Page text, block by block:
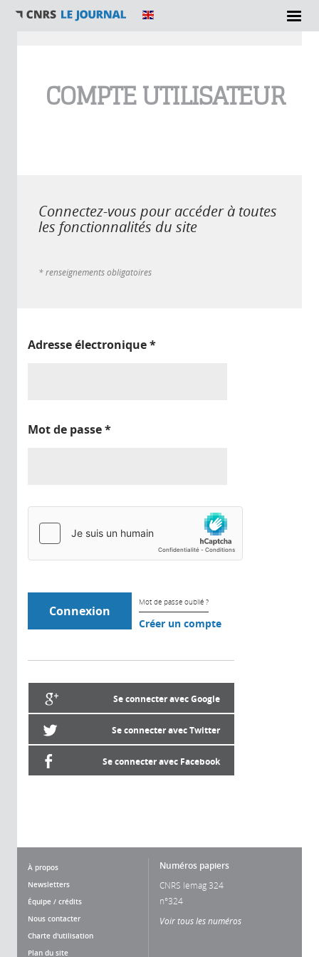
COMPTE UTILISATEUR
Connectez-vous pour accéder à toutes
les fonctionnalités du site
* renseignements obligatoires
Adresse électronique*
Mot de passe*
Mot de passe oublié ?
Créer un compte
Se connecter avec Google
Se connecter avec Twitter
Se connecter avec Facebook
À propos
Newsletters
Équipe / crédits
Nous contacter
Charte d'utilisation
Plan du site
Numéros papiers
CNRS lemag 324
n°324
Voir tous les numéros